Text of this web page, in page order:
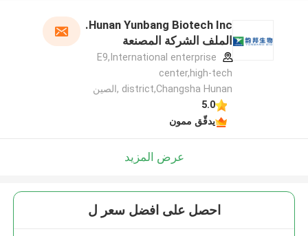
Hunan Yunbang Biotech Inc.
الملف الشركة المصنعة
E9,International enterprise
center,high-tech
district,Changsha Hunan ,الصين
5.0
يدقّق ممون
عرض المزيد
احصل على افضل سعر ل